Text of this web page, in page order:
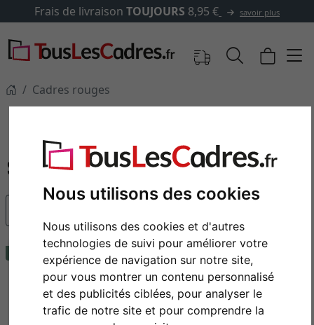
Nous utilisons des cookies
Nous utilisons des cookies et d'autres
technologies de suivi pour améliorer votre
expérience de navigation sur notre site,
pour vous montrer un contenu personnalisé
et des publicités ciblées, pour analyser le
trafic de notre site et pour comprendre la
TOUJOURS8,95 € savoir plus
Cadres rouges
Cadres photo rouges en bois, aluminium et plastique.
recommandation